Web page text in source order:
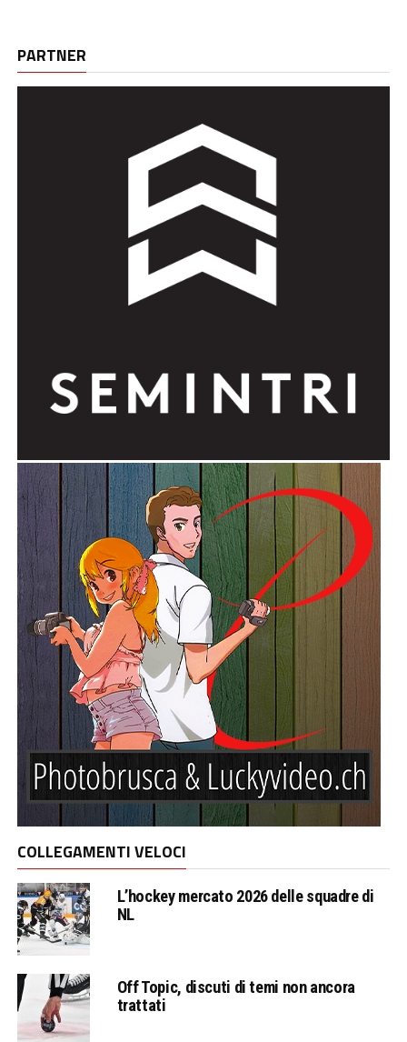
PARTNER
COLLEGAMENTI VELOCI
L’hockey mercato 2026 delle squadre di
NL
Off Topic, discuti di temi non ancora
trattati